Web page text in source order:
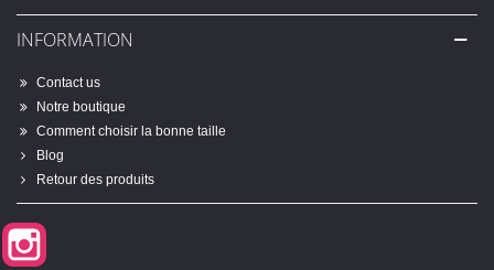
INFORMATION
Contact us
Notre boutique
Comment choisir la bonne taille
Blog
Retour des produits